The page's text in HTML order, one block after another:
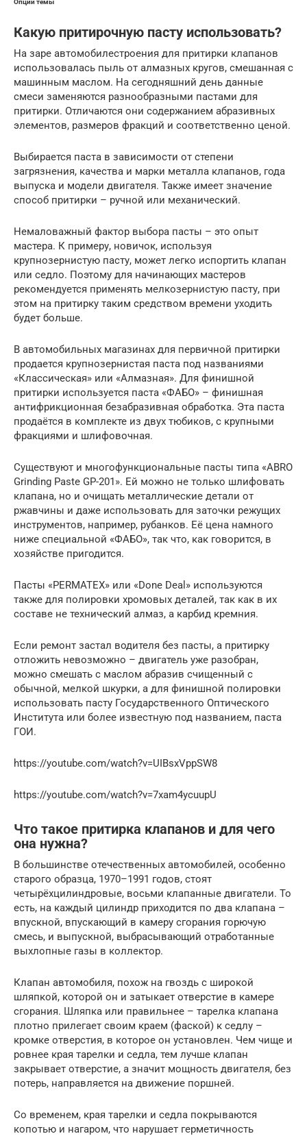
Опции темы
Какую притирочную пасту использовать?
На заре автомобилестроения для притирки клапанов
использовалась пыль от алмазных кругов, смешанная с
машинным маслом. На сегодняшний день данные
смеси заменяются разнообразными пастами для
притирки. Отличаются они содержанием абразивных
элементов, размеров фракций и соответственно ценой.
Выбирается паста в зависимости от степени
загрязнения, качества и марки металла клапанов, года
выпуска и модели двигателя. Также имеет значение
способ притирки – ручной или механический.
Немаловажный фактор выбора пасты – это опыт
мастера. К примеру, новичок, используя
крупнозернистую пасту, может легко испортить клапан
или седло. Поэтому для начинающих мастеров
рекомендуется применять мелкозернистую пасту, при
этом на притирку таким средством времени уходить
будет больше.
В автомобильных магазинах для первичной притирки
продается крупнозернистая паста под названиями
«Классическая» или «Алмазная». Для финишной
притирки используется паста «ФАБО» – финишная
антифрикционная безабразивная обработка. Эта паста
продаётся в комплекте из двух тюбиков, с крупными
фракциями и шлифовочная.
Существуют и многофункциональные пасты типа «ABRO
Grinding Paste GP-201». Ей можно не только шлифовать
клапана, но и очищать металлические детали от
ржавчины и даже использовать для заточки режущих
инструментов, например, рубанков. Её цена намного
ниже специальной «ФАБО», так что, как говорится, в
хозяйстве пригодится.
Пасты «PERMATEX» или «Done Deal» используются
также для полировки хромовых деталей, так как в их
составе не технический алмаз, а карбид кремния.
Если ремонт застал водителя без пасты, а притирку
отложить невозможно – двигатель уже разобран,
можно смешать с маслом абразив счищенный с
обычной, мелкой шкурки, а для финишной полировки
использовать пасту Государственного Оптического
Института или более известную под названием, паста
ГОИ.
https://youtube.com/watch?v=UIBsxVppSW8
https://youtube.com/watch?v=7xam4ycuupU
Что такое притирка клапанов и для чего
она нужна?
В большинстве отечественных автомобилей, особенно
старого образца, 1970–1991 годов, стоят
четырёхцилиндровые, восьми клапанные двигатели. То
есть, на каждый цилиндр приходится по два клапана –
впускной, впускающий в камеру сгорания горючую
смесь, и выпускной, выбрасывающий отработанные
выхлопные газы в коллектор.
Клапан автомобиля, похож на гвоздь с широкой
шляпкой, которой он и затыкает отверстие в камере
сгорания. Шляпка или правильнее – тарелка клапана
плотно прилегает своим краем (фаской) к седлу –
кромке отверстия, в которое он установлен. Чем чище и
ровнее края тарелки и седла, тем лучше клапан
закрывает отверстие, а значит мощность двигателя, без
потерь, направляется на движение поршней.
Со временем, края тарелки и седла покрываются
копотью и нагаром, что нарушает герметичность